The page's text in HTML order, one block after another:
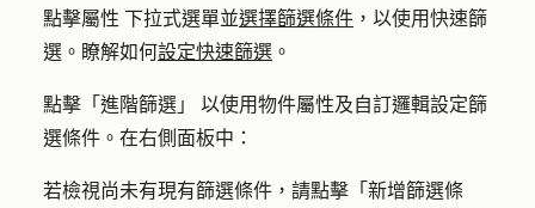
點擊屬性 下拉式選單並選擇篩選條件 ，以使用快速篩
選。瞭解如何設定快速篩選 。
點擊「 進階篩選 」
以使用物件屬性及自訂邏輯設定篩
選條件 。在右側面板中：
若檢視尚未有現有篩選條件，請點擊「 新增篩選條